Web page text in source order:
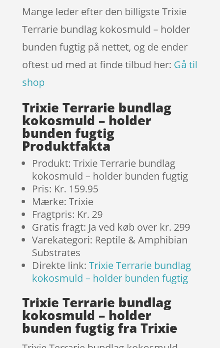
Mange leder efter den billigste Trixie
Terrarie bundlag kokosmuld – holder
bunden fugtig på nettet, og de ender
oftest ud med at finde tilbud her: Gå til
shop
Trixie Terrarie bundlag
kokosmuld – holder
bunden fugtig
Produktfakta
Produkt: Trixie Terrarie bundlag
kokosmuld – holder bunden fugtig
Pris: Kr. 159.95
Mærke: Trixie
Fragtpris: Kr. 29
Gratis fragt: Ja ved køb over kr. 299
Varekategori: Reptile & Amphibian
Substrates
Direkte link: Trixie Terrarie bundlag
kokosmuld – holder bunden fugtig
Trixie Terrarie bundlag
kokosmuld – holder
bunden fugtig fra Trixie